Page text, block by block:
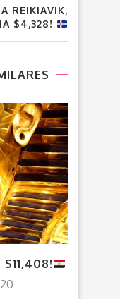
A REIKIAVIK,
$4,328!
$11,408!